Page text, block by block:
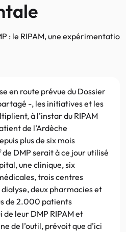
: le RIPAM, une
en route prévue du Dossier
-, les initiatives et les
à l’instar du RIPAM
de l’Ardèche
plus de six mois
DMP serait à ce jour utilisé
une clinique, six
trois centres
deux pharmacies et
de 2.000 patients
de leur DMP RIPAM et
de l’outil, prévoit que d’ici